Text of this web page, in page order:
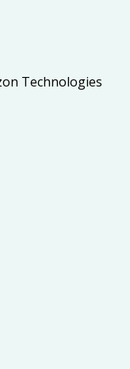
Technologies